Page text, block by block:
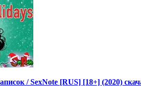
/ SexNote [RUS] [18+] (2020)